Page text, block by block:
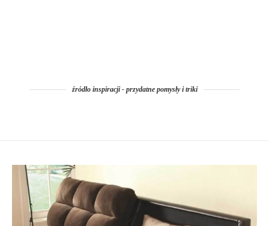
źródło inspiracji - przydatne pomysły i triki